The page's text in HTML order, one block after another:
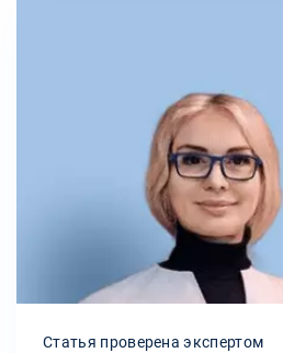
Статья проверена экспертом